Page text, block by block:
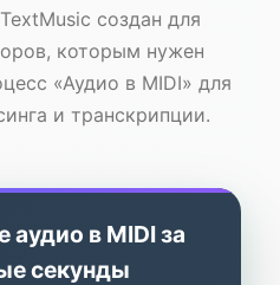
создан для
которым нужен
«Аудио в MIDI» для
и транскрипции.
аудио в MIDI за
секунды